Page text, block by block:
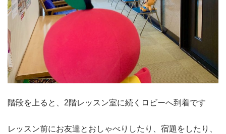
階段を上ると、2階レッスン室に続くロビーへ到着です
レッスン前にお友達とおしゃべりしたり、宿題をしたり、